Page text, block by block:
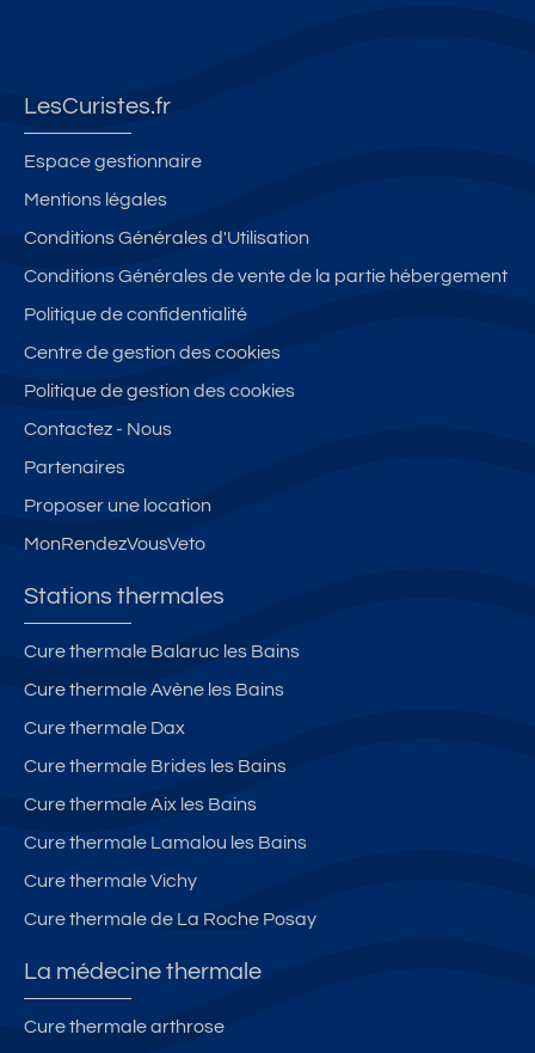
U
L
S
B
AI
S
m
nt
n
o
v
si
tu
é
m
n
d
0
in
ut
e
à
pi
e
d
e
s
T
é
t
e
s
s
LesCuristes.fr
Espace gestionnaire
Mentions légales
Conditions Générales d'Utilisation
Conditions Générales de vente de la partie hébergement
Politique de confidentialité
Centre de gestion des cookies
Politique de gestion des cookies
Contactez - Nous
Partenaires
Proposer une location
MonRendezVousVeto
Stations thermales
Cure thermale Balaruc les Bains
Cure thermale Avène les Bains
Cure thermale Dax
Cure thermale Brides les Bains
Cure thermale Aix les Bains
Cure thermale Lamalou les Bains
Cure thermale Vichy
Cure thermale de La Roche Posay
La médecine thermale
Cure thermale arthrose